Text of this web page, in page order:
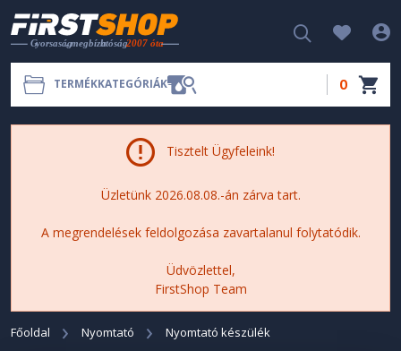
TERMÉKKATEGÓRIÁK 0
Tisztelt Ügyfeleink!
Üzletünk 2026.08.08.-án zárva tart.
A megrendelések feldolgozása zavartalanul folytatódik.
Üdvözlettel,
FirstShop Team
Főoldal Nyomtató Nyomtató készülék